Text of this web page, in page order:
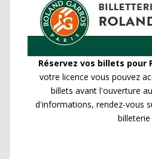
Réservez vos billets pour
votre licence vous pouvez
billets avant l'ouverture
d'informations, rendez-vous
billeterie